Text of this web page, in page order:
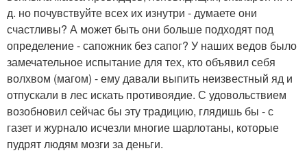
д. но почувствуйте всех их изнутри - думаете они
счастливы? А может быть они больше подходят под
определение - сапожник без сапог? У наших ведов было
замечательное испытание для тех, кто объявил себя
волхвом (магом) - ему давали выпить неизвестный яд и
отпускали в лес искать противоядие. С удовольствием
возобновил сейчас бы эту традицию, глядишь бы - с
газет и журнало исчезли многие шарлотаны, которые
пудрят людям мозги за деньги.